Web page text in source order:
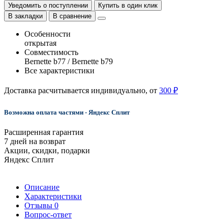
Уведомить о поступлении
Купить в один клик
В закладки
В сравнение
Особенности
открытая
Совместимость
Bernette b77 / Bernette b79
Все характеристики
Доставка расчитывается индивидуально, от 300 ₽
Возможна оплата частями - Яндекс Сплит
Расширенная гарантия
7 дней на возврат
Акции, скидки, подарки
Яндекс Сплит
Описание
Характеристики
Отзывы 0
Вопрос-ответ